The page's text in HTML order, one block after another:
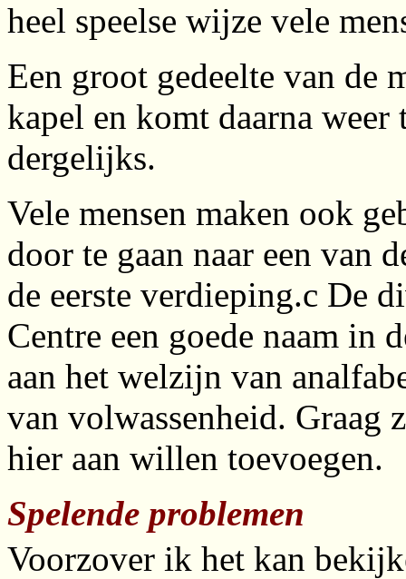
heel speelse wijze vele
Een groot gedeelte van de
kapel en komt daarna
dergelijks.
Vele mensen maken ook
door te gaan naar een van
de eerste verdieping.c De
Centre een goede naam
aan het welzijn van
van volwassenheid. Graag
hier aan willen toevoegen.
Spelende problemen
Voorzover ik het kan